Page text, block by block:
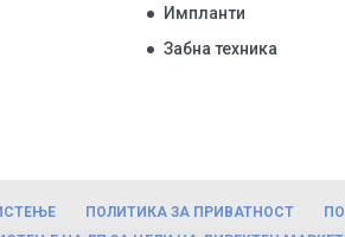
Импланти
Забна техника
ПОЛИТИКА ЗА ПРИВАТНОСТ